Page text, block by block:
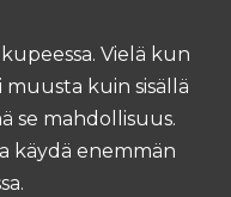
Vielä kun
kuin sisällä
se mahdollisuus.
käydä enemmän